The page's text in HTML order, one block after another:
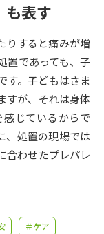
ールを立てよう
国一斉進学調査
問検索
も表す
りすると痛みが増
置であっても、子
す。子どもはさま
すが、それは身体
じているからで
、処置の現場では
合わせたプレパレ
＃ケア